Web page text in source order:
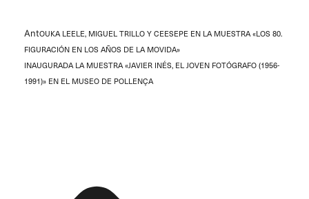
AntOUKA LEELE, MIGUEL TRILLO Y CEESEPE EN LA MUESTRA «LOS 80.
FIGURACIÓN EN LOS AÑOS DE LA MOVIDA»
INAUGURADA LA MUESTRA «JAVIER INÉS, EL JOVEN FOTÓGRAFO (1956-
1991)» EN EL MUSEO DE POLLENÇA